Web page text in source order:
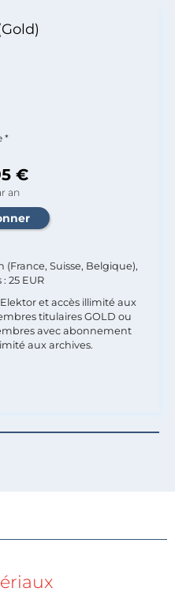
*
€
an
(France, Suisse, Belgique),
25 EUR
et accès illimité aux
titulaires GOLD ou
avec abonnement
aux archives.